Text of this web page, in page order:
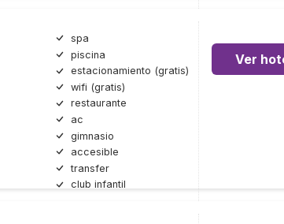
spa
piscina
estacionamiento (gratis)
wifi (gratis)
restaurante
ac
gimnasio
accesible
transfer
club infantil
Ver